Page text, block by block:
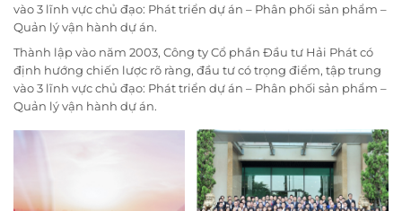
vào 3 lĩnh vực chủ đạo: Phát triển dự án – Phân phối sản phẩm –
Quản lý vận hành dự án.
Thành lập vào năm 2003, Công ty Cổ phần Đầu tư Hải Phát có
định hướng chiến lược rõ ràng, đầu tư có trọng điểm, tập trung
vào 3 lĩnh vực chủ đạo: Phát triển dự án – Phân phối sản phẩm –
Quản lý vận hành dự án.